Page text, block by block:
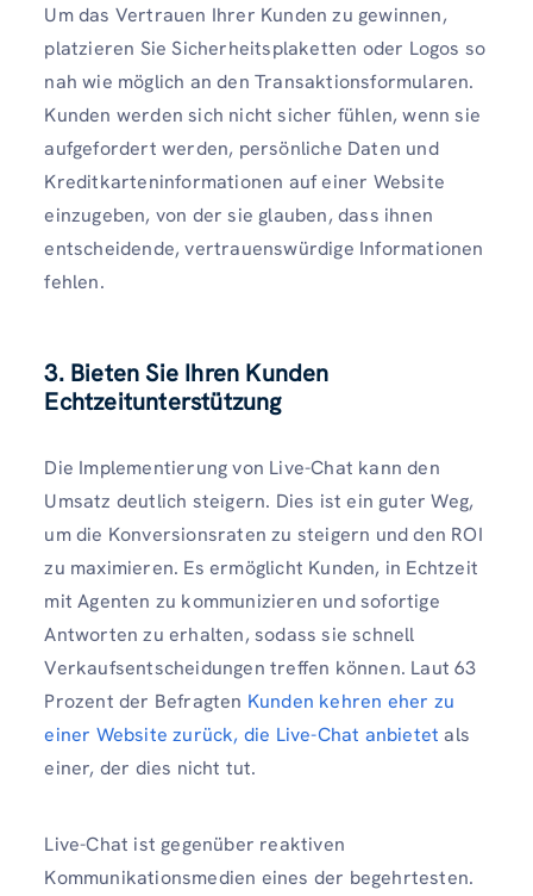
Um das Vertrauen Ihrer Kunden zu gewinnen,
platzieren Sie Sicherheitsplaketten oder Logos so
nah wie möglich an den Transaktionsformularen.
Kunden werden sich nicht sicher fühlen, wenn sie
aufgefordert werden, persönliche Daten und
Kreditkarteninformationen auf einer Website
einzugeben, von der sie glauben, dass ihnen
entscheidende, vertrauenswürdige Informationen
fehlen.
3. Bieten Sie Ihren Kunden
Echtzeitunterstützung
Die Implementierung von Live-Chat kann den
Umsatz deutlich steigern. Dies ist ein guter Weg,
um die Konversionsraten zu steigern und den ROI
zu maximieren. Es ermöglicht Kunden, in Echtzeit
mit Agenten zu kommunizieren und sofortige
Antworten zu erhalten, sodass sie schnell
Verkaufsentscheidungen treffen können. Laut 63
Prozent der Befragten Kunden kehren eher zu
einer Website zurück, die Live-Chat anbietet als
einer, der dies nicht tut.
Live-Chat ist gegenüber reaktiven
Kommunikationsmedien eines der begehrtesten.